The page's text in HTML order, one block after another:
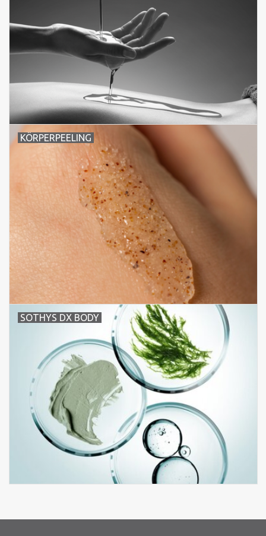
KÖRPERPEELING
SOTHYS DX BODY